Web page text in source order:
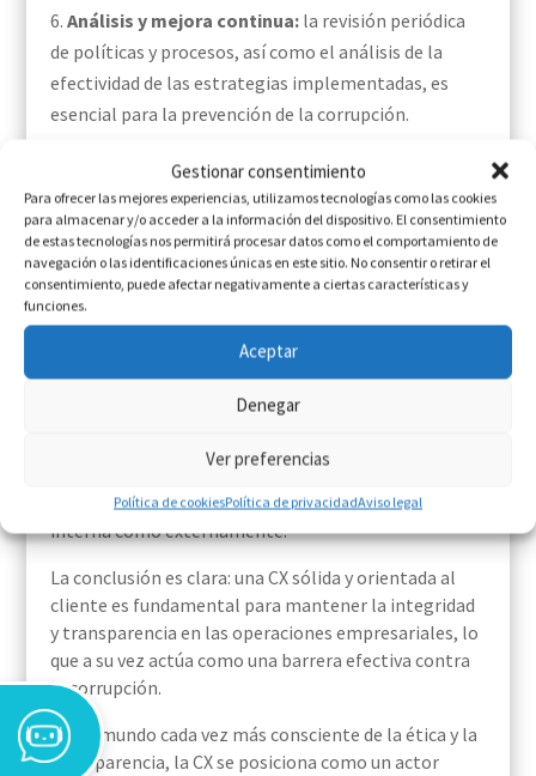
Gestionar consentimiento
Para ofrecer las mejores experiencias, utilizamos tecnologías como las cookies
para almacenar y/o acceder a la información del dispositivo. El consentimiento
de estas tecnologías nos permitirá procesar datos como el comportamiento de
navegación o las identificaciones únicas en este sitio. No consentir o retirar el
consentimiento, puede afectar negativamente a ciertas características y
funciones.
Aceptar
Denegar
Ver preferencias
Política de cookiesPolítica de privacidadAviso legal
Análisis y mejora continua:la revisión periódica
de políticas y procesos, así como el análisis de la
efectividad de las estrategias implementadas, es
esencial para la prevención de la corrupción.
Conclusión
EnACTIONSsabemos que la Experiencia del Cliente
(CX) no se limita únicamente a la satisfacción del
consumidor, también se ha convertido en un
componente crucial para la prevención y mitigación
de la corrupción dentro de las organizaciones.
Al implementar estrategias sólidas de CX orientadas
hacia la transparencia, la ética y la integridad, las
empresas pueden establecer una sólida barrera
contra la corrupción y fortalecer su confianza tanto
interna como externamente.
La conclusión es clara: una CX sólida y orientada al
cliente es fundamental para mantener la integridad
y transparencia en las operaciones empresariales, lo
que a su vez actúa como una barrera efectiva contra
la corrupción.
En un mundo cada vez más consciente de la ética y la
transparencia, la CX se posiciona como un actor